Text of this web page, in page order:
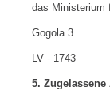
das Ministerium
Gogola 3
LV - 1743
5.